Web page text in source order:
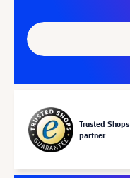
Trusted Shops
partner